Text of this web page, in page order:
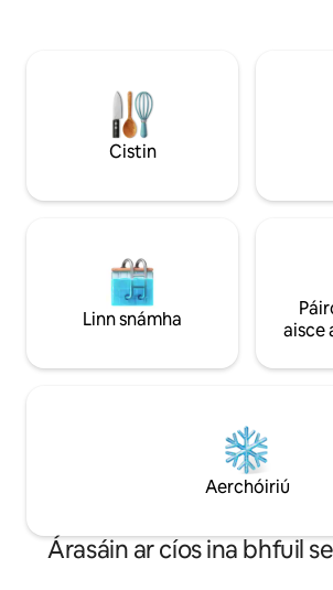
lánléargais agus compord faoi sholas na
gréine Suíomh: Croílár an Mhuiríne; cúpla
céim ón ionad siopadóireachta agus ó
bhialanna 5 réalta Éasca: Féinseiceáil
Cistin
Linn snámha
aisce
Aerchóiriú
Árasáin ar cíos ina bhfuil